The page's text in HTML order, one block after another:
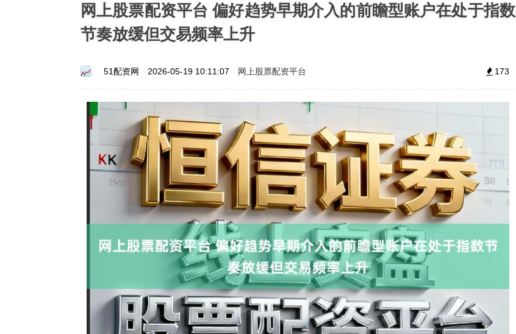
网上股票配资平台 偏好趋势早期介入的前瞻型账户在处于指数
节奏放缓但交易频率上升
51配资网 2026-05-19 10:11:07 网上股票配资平台 173